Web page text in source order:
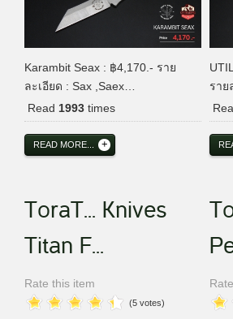
Karambit Seax : ฿4,170.- ราย
ละเอียด : Sax ,Saex…
Read 1993 times
READ MORE...
ราย
ToraT... Knives
Titan F...
Rate this item
(5 votes)